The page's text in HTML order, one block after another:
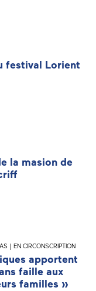
festival Lorient
la masion de
| EN CIRCONSCRIPTION
apportent
faille aux
familles »